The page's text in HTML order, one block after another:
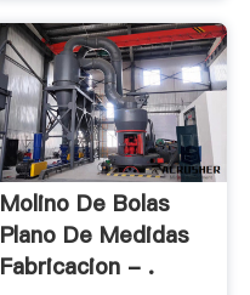
Molino De Bolas
Plano De Medidas
Fabricacion - .